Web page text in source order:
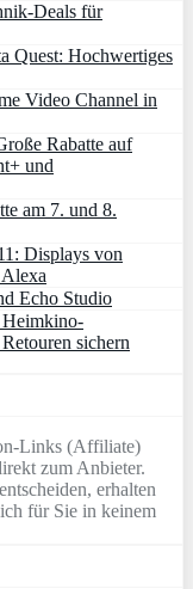
Deals für
Quest: Hochwertiges
Video Channel in
Rabatte auf
und
am 7. und 8.
Displays von
Echo Studio
Heimkino-
sichern
Links (Affiliate)
zum Anbieter.
erhalten
für Sie in keinem